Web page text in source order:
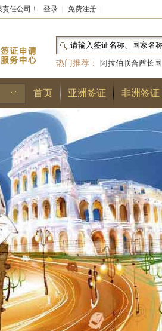
责任公司！ 登录 免费注册
热门推荐：
阿拉伯联合酋长国
和国|布基纳法索|巴勒斯坦
林王国|安道尔公国|
首页 亚洲签证 非洲签证